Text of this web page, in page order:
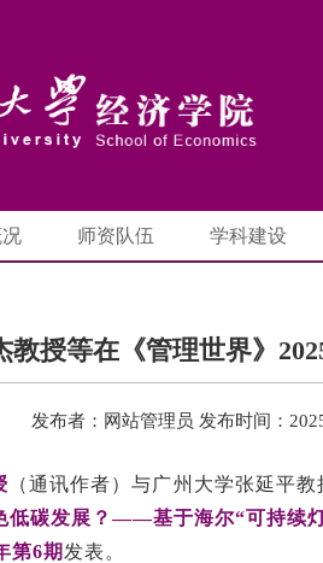
师资队伍 学科建设
教授等在《管理世界》
发布者：网站管理员 发布时间：
（通讯作者）与广州大学张延平
低碳发展？——基于海尔“可持续
第6期 发表。